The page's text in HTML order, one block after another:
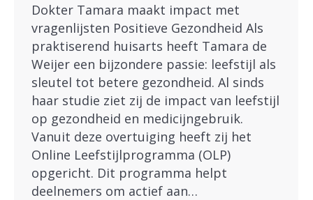
Dokter Tamara maakt impact met
vragenlijsten Positieve Gezondheid Als
praktiserend huisarts heeft Tamara de
Weijer een bijzondere passie: leefstijl als
sleutel tot betere gezondheid. Al sinds
haar studie ziet zij de impact van leefstijl
op gezondheid en medicijngebruik.
Vanuit deze overtuiging heeft zij het
Online Leefstijlprogramma (OLP)
opgericht. Dit programma helpt
deelnemers om actief aan…